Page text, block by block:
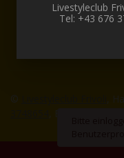
© ,
, EMail:
Livestyleclub
Tel: +43 676